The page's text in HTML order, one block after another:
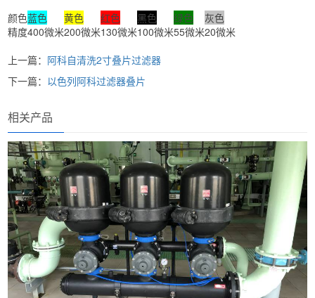
颜色蓝色 黄色 红色 黑色 绿色
灰色
精度400微米200微米130微米100微米55微米20微米
上一篇： 阿科自清洗2寸叠片过滤器
下一篇： 以色列阿科过滤器叠片
相关产品